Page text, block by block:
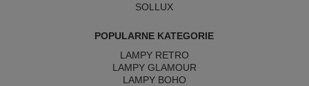
SOLLUX
POPULARNE KATEGORIE
LAMPY RETRO
LAMPY GLAMOUR
LAMPY BOHO